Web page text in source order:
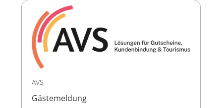
AVS
Gästemeldung